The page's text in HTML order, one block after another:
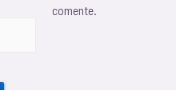
comente.